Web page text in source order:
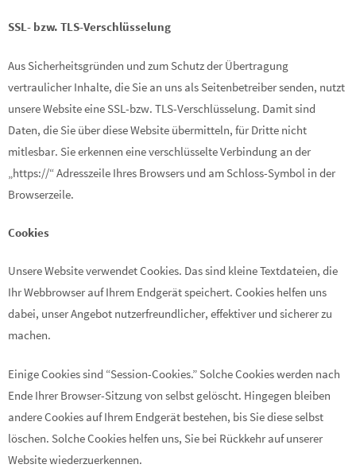
SSL- bzw. TLS-Verschlüsselung
Aus Sicherheitsgründen und zum Schutz der Übertragung
vertraulicher Inhalte, die Sie an uns als Seitenbetreiber senden, nutzt
unsere Website eine SSL-bzw. TLS-Verschlüsselung. Damit sind
Daten, die Sie über diese Website übermitteln, für Dritte nicht
mitlesbar. Sie erkennen eine verschlüsselte Verbindung an der
„https://“ Adresszeile Ihres Browsers und am Schloss-Symbol in der
Browserzeile.
Cookies
Unsere Website verwendet Cookies. Das sind kleine Textdateien, die
Ihr Webbrowser auf Ihrem Endgerät speichert. Cookies helfen uns
dabei, unser Angebot nutzerfreundlicher, effektiver und sicherer zu
machen.
Einige Cookies sind “Session-Cookies.” Solche Cookies werden nach
Ende Ihrer Browser-Sitzung von selbst gelöscht. Hingegen bleiben
andere Cookies auf Ihrem Endgerät bestehen, bis Sie diese selbst
löschen. Solche Cookies helfen uns, Sie bei Rückkehr auf unserer
Website wiederzuerkennen.